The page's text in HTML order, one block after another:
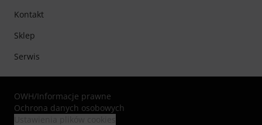
Kontakt
Sklep
Serwis
OWH/Informacje prawne
Ochrona danych osobowych